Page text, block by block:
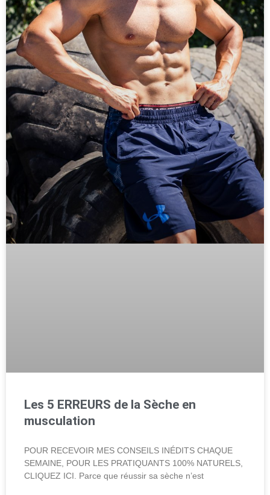
Les 5 ERREURS de la Sèche en
musculation
POUR RECEVOIR MES CONSEILS INÉDITS CHAQUE
SEMAINE, POUR LES PRATIQUANTS 100% NATURELS,
CLIQUEZ ICI. Parce que réussir sa sèche n’est